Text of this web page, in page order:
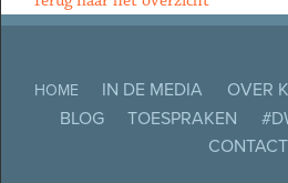
HOME IN DE MEDIA OVER
BLOG
TOESPRAKEN
CONTACT